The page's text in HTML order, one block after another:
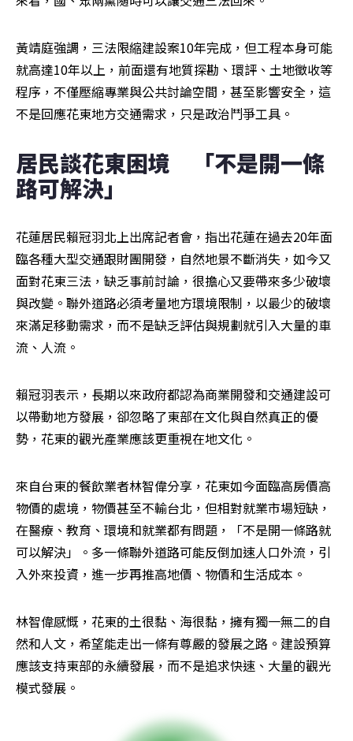
黃靖庭強調，三法限縮建設案10年完成，但工程本身可能
就高達10年以上，前面還有地質探勘、環評、土地徵收等
程序，不僅壓縮專業與公共討論空間，甚至影響安全，這
不是回應花東地方交通需求，只是政治鬥爭工具。
居民談花東困境　「不是開一條
路可解決」
花蓮居民賴冠羽北上出席記者會，指出花蓮在過去20年面
臨各種大型交通跟財團開發，自然地景不斷消失，如今又
面對花東三法，缺乏事前討論，很擔心又要帶來多少破壞
與改變。聯外道路必須考量地方環境限制，以最少的破壞
來滿足移動需求，而不是缺乏評估與規劃就引入大量的車
流、人流。
賴冠羽表示，長期以來政府都認為商業開發和交通建設可
以帶動地方發展，卻忽略了東部在文化與自然真正的優
勢，花東的觀光產業應該更重視在地文化。
來自台東的餐飲業者林智偉分享，花東如今面臨高房價高
物價的處境，物價甚至不輸台北，但相對就業市場短缺，
在醫療、教育、環境和就業都有問題，「不是開一條路就
可以解決」。多一條聯外道路可能反倒加速人口外流，引
入外來投資，進一步再推高地價、物價和生活成本。
林智偉感慨，花東的土很黏、海很黏，擁有獨一無二的自
然和人文，希望能走出一條有尊嚴的發展之路。建設預算
應該支持東部的永續發展，而不是追求快速、大量的觀光
模式發展。